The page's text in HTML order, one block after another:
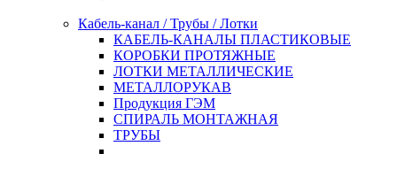
Кабель-канал / Трубы / Лотки
КАБЕЛЬ-КАНАЛЫ ПЛАСТИКОВЫЕ
КОРОБКИ ПРОТЯЖНЫЕ
ЛОТКИ МЕТАЛЛИЧЕСКИЕ
МЕТАЛЛОРУКАВ
Продукция ГЭМ
СПИРАЛЬ МОНТАЖНАЯ
ТРУБЫ